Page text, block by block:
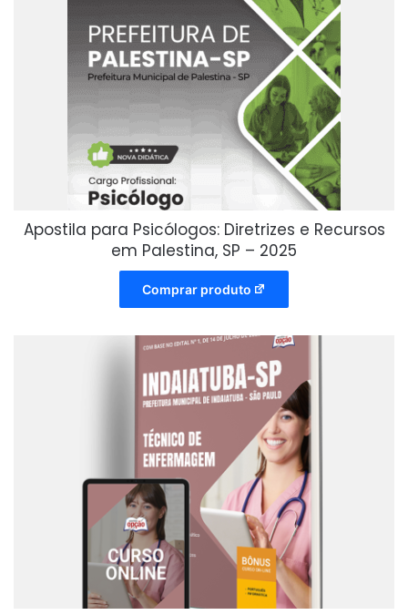
Apostila para Psicólogos: Diretrizes e Recursos
em Palestina, SP – 2025
Comprar produto